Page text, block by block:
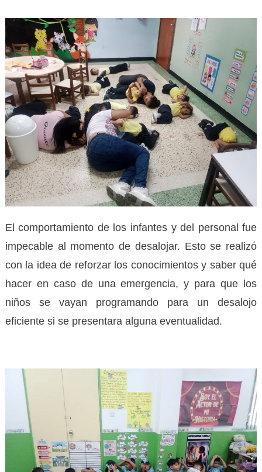
El comportamiento de los infantes y del personal fue
impecable al momento de desalojar. Esto se realizó
con la idea de reforzar los conocimientos y saber qué
hacer en caso de una emergencia, y para que los
niños se vayan programando para un desalojo
eficiente si se presentara alguna eventualidad.